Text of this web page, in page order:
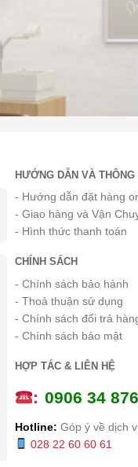
HƯỚNG DẪN VÀ THÔNG
- Hướng dẫn đặt hàng
- Giao hàng và Vận
- Hình thức thanh toán
CHÍNH SÁCH
- Chính sách bảo hành
- Thoả thuận sử dụng
- Chính sách đổi trả
- Chính sách bảo mật
HỢP TÁC & LIÊN HỆ
: 0906 34
Hotline: Góp ý về dịch
028 22 60 60 61